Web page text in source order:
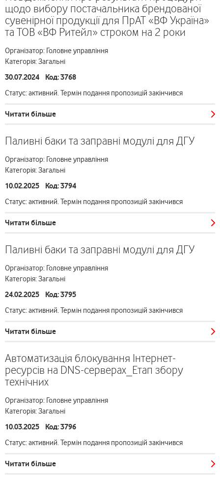
щодо вибору постачальника брендованої
сувенірної продукції для ПрАТ «ВФ Україна»
та ТОВ «ВФ Ритейл» строком на 2 роки
Організатор: Головне управління
Категорія: Загальні
30.07.2024 Код: 3768
Статус: активний. Термін подання пропозицій закінчився
Читати більше
Паливні баки та заправні модулі для ДГУ
Організатор: Головне управління
Категорія: Загальні
10.02.2025 Код: 3794
Статус: активний. Термін подання пропозицій закінчився
Читати більше
Паливні баки та заправні модулі для ДГУ
Організатор: Головне управління
Категорія: Загальні
24.02.2025 Код: 3795
Статус: активний. Термін подання пропозицій закінчився
Читати більше
Автоматизація блокування Інтернет-
ресурсів на DNS-серверах_Етап збору
технічних
Організатор: Головне управління
Категорія: Загальні
10.03.2025 Код: 3796
Статус: активний. Термін подання пропозицій закінчився
Читати більше